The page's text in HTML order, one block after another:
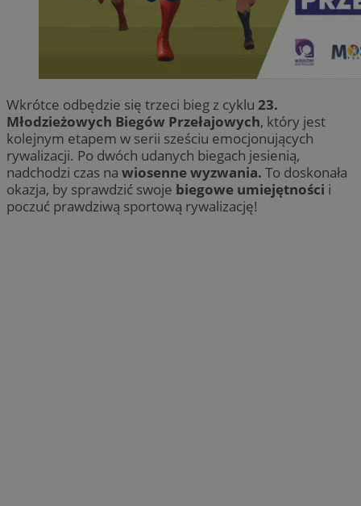
Wkrótce odbędzie się trzeci bieg z cyklu 23.
Młodzieżowych Biegów Przełajowych, który jest
kolejnym etapem w serii sześciu emocjonujących
rywalizacji. Po dwóch udanych biegach jesienią,
nadchodzi czas na wiosenne wyzwania. To doskonała
okazja, by sprawdzić swoje biegowe umiejętności i
poczuć prawdziwą sportową rywalizację!